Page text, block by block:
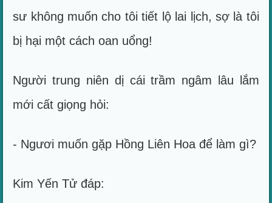
sư không muốn cho tôi tiết lộ lai lịch, sợ là tôi
bị hại một cách oan uổng!
Người trung niên dị cái trầm ngâm lâu lắm
mới cất giọng hỏi:
- Ngươi muốn gặp Hồng Liên Hoa để làm gì?
Kim Yến Tử đáp: